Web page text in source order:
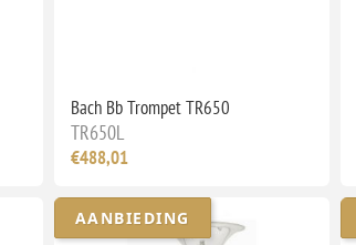
Bach Bb Trompet TR650
TR650L
€488,01
AANBIEDING